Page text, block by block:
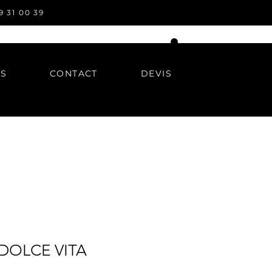
31 00 39
CONTACT DEVIS
VITA